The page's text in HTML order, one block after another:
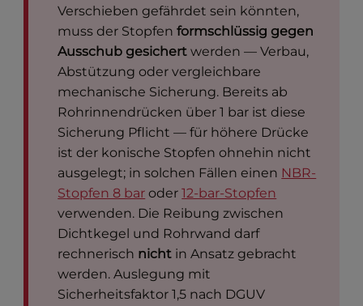
Verschieben gefährdet sein könnten,
muss der Stopfenformschlüssig gegen
Ausschub gesichert werden — Verbau,
Abstützung oder vergleichbare
mechanische Sicherung. Bereits ab
Rohrinnendrücken über 1 bar ist diese
Sicherung Pflicht — für höhere Drücke
ist der konische Stopfen ohnehin nicht
ausgelegt; in solchen Fällen einen NBR-
Stopfen 8 bar oder12-bar-Stopfen
verwenden. Die Reibung zwischen
Dichtkegel und Rohrwand darf
rechnerisch nicht in Ansatz gebracht
werden. Auslegung mit
Sicherheitsfaktor 1,5 nach DGUV